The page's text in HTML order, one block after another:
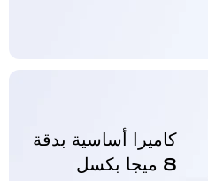
كاميرا أساسية بدقة
8 ميجا بكسل